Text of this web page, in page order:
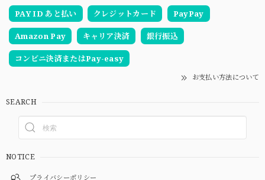
PAY ID あと払い
クレジットカード PayPay
Amazon Pay キャリア決済 銀行振込
コンビニ決済またはPay-easy
お支払い方法について
SEARCH
NOTICE
プライバシーポリシー